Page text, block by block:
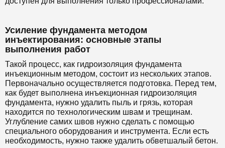
Усиление фундамента методом
инъектирования: основные этапы
выполнения работ
Такой процесс, как гидроизоляция фундамента
инъекционным методом, состоит из нескольких этапов.
Первоначально осуществляется подготовка. Перед тем,
как будет выполнена инъекционная гидроизоляция
фундамента, нужно удалить пыль и грязь, которая
находится по технологическим швам и трещинам.
Углубление самих швов нужно сделать с помощью
специального оборудования и инструмента. Если есть
необходимость, нужно также удалить обветшалый бетон.